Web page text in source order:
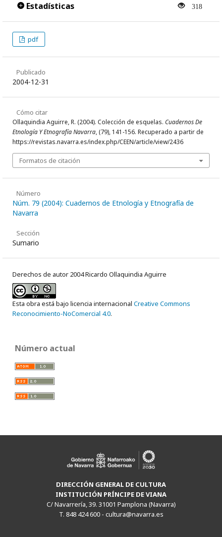
Estadísticas 318
pdf
Publicado
2004-12-31
Cómo citar
Ollaquindia Aguirre, R. (2004). Colección de esquelas. Cuadernos De
Etnología Y Etnografía Navarra, (79), 141-156. Recuperado a partir de
https://revistas.navarra.es/index.php/CEEN/article/view/2436
Formatos de citación
Número
Núm. 79 (2004): Cuadernos de Etnología y Etnografía de
Navarra
Sección
Sumario
Derechos de autor 2004 Ricardo Ollaquindia Aguirre
Esta obra está bajo licencia internacional Creative Commons
Reconocimiento-NoComercial 4.0.
Número actual
DIRECCIÓN GENERAL DE CULTURA
INSTITUCIÓN PRÍNCIPE DE VIANA
C/ Navarrería, 39. 31001 Pamplona (Navarra)
T. 848 424 600 - cultura@navarra.es